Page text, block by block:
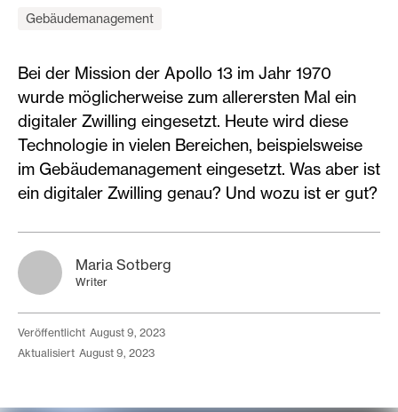
Gebäudemanagement
Bei der Mission der Apollo 13 im Jahr 1970
wurde möglicherweise zum allerersten Mal ein
digitaler Zwilling eingesetzt. Heute wird diese
Technologie in vielen Bereichen, beispielsweise
im Gebäudemanagement eingesetzt. Was aber ist
ein digitaler Zwilling genau? Und wozu ist er gut?
Maria Sotberg
Writer
veröffentlicht August 9, 2023
aktualisiert August 9, 2023